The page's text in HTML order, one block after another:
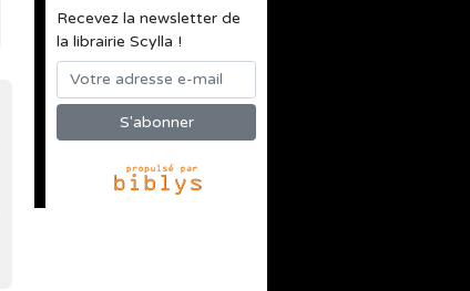
Recevez la newsletter de
la librairie Scylla !